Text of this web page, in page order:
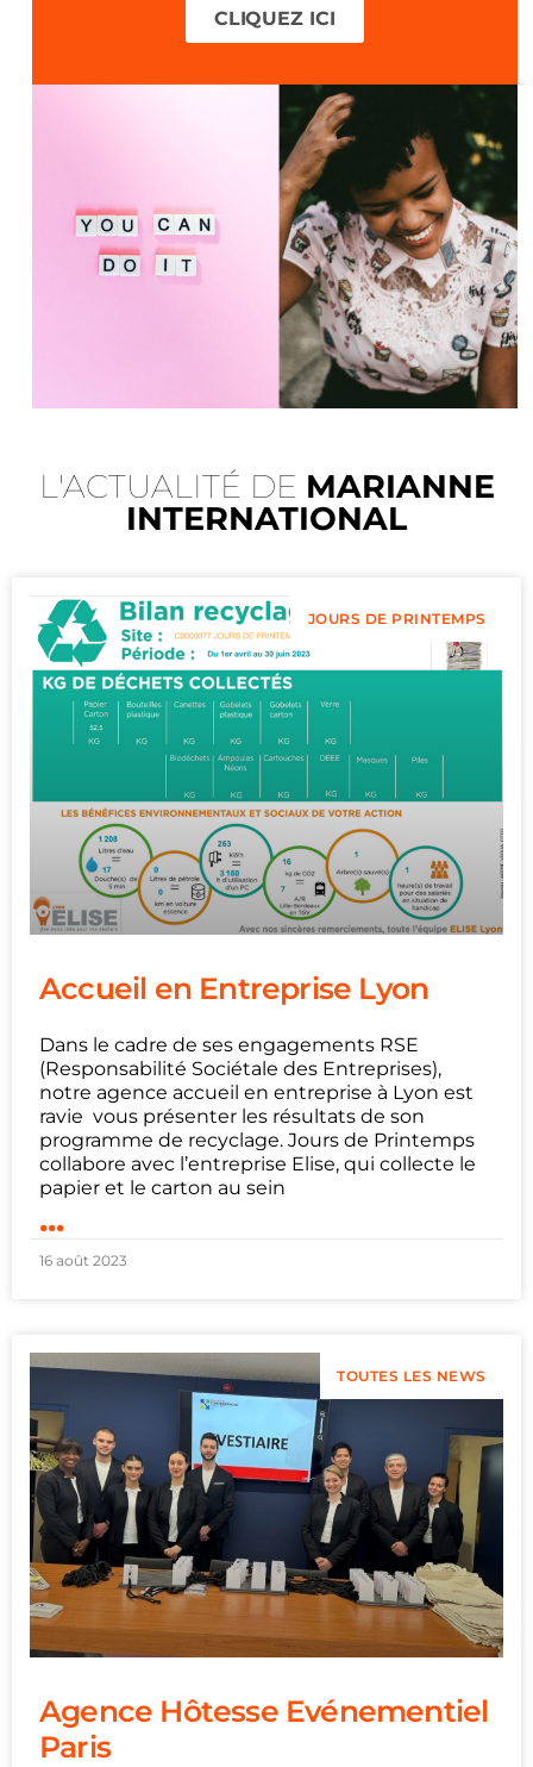
CLIQUEZ ICI
L'ACTUALITÉ DE MARIANNE
INTERNATIONAL
JOURS DE PRINTEMPS
Accueil en Entreprise Lyon
Dans le cadre de ses engagements RSE
(Responsabilité Sociétale des Entreprises),
notre agence accueil en entreprise à Lyon est
ravie vous présenter les résultats de son
programme de recyclage. Jours de Printemps
collabore avec l’entreprise Elise, qui collecte le
papier et le carton au sein
...
16 août 2023
TOUTES LES NEWS
Agence Hôtesse Evénementiel
Paris